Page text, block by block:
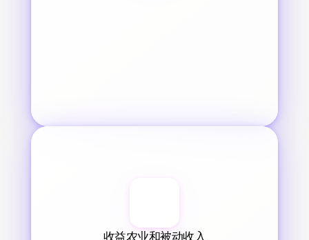
收益农业和被动收入